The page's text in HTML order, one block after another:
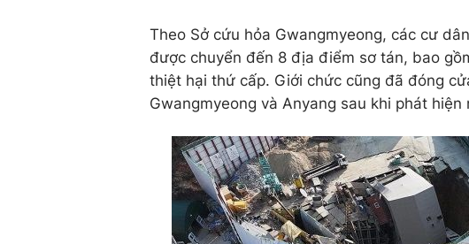
Theo Sở cứu hỏa Gwangmyeong, các cư
được chuyển đến 8 địa điểm sơ tán, bao
thiệt hại thứ cấp. Giới chức cũng đã đóng
Gwangmyeong và Anyang sau khi phát